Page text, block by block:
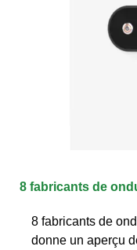
8 fabricants de
8 fabricants de
donne un aperçu